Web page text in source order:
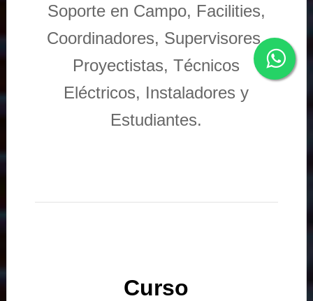
Soporte en Campo, Facilities,
Coordinadores, Supervisores,
Proyectistas, Técnicos
Eléctricos, Instaladores y
Estudiantes.
Curso